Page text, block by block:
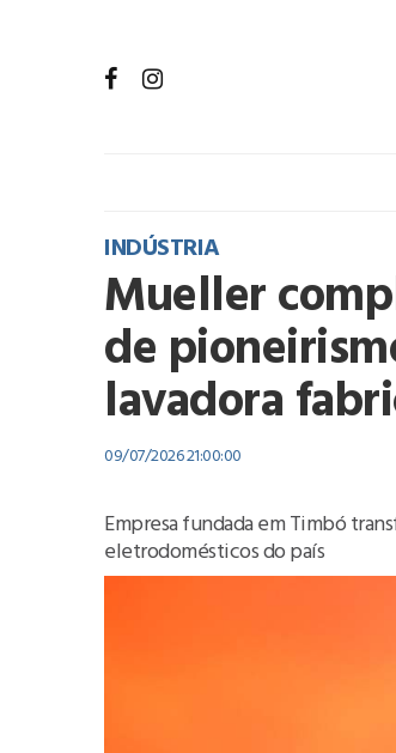
INDÚSTRIA
Mueller
de
lavadora
09/07/2026 21:00:00
Empresa fundada em Timbó
eletrodomésticos do país